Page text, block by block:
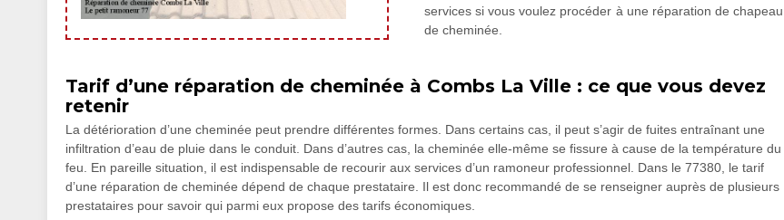
services si vous voulez procéder à une réparation de chapeau
de cheminée.
Tarif d’une réparation de cheminée à Combs La Ville : ce que vous devez
retenir
La détérioration d’une cheminée peut prendre différentes formes. Dans certains cas, il peut s’agir de fuites entraînant une
infiltration d’eau de pluie dans le conduit. Dans d’autres cas, la cheminée elle-même se fissure à cause de la température du
feu. En pareille situation, il est indispensable de recourir aux services d’un ramoneur professionnel. Dans le 77380, le tarif
d’une réparation de cheminée dépend de chaque prestataire. Il est donc recommandé de se renseigner auprès de plusieurs
prestataires pour savoir qui parmi eux propose des tarifs économiques.